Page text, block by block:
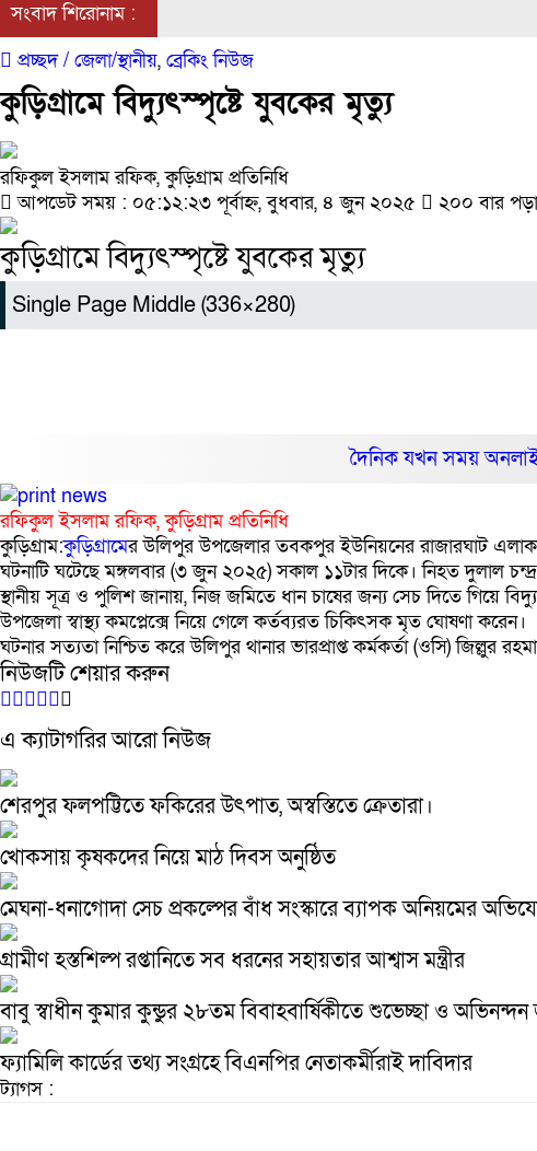
সংবাদ শিরোনাম :
প্রচ্ছদ / জেলা/স্থানীয়, ব্রেকিং নিউজ
কুড়িগ্রামে বিদ্যুৎস্পৃষ্টে যুবকের মৃত্যু
রফিকুল ইসলাম রফিক, কুড়িগ্রাম প্রতিনিধি
আপডেট সময় : ০৫:১২:২৩ পূর্বাহ্ন, বুধবার, ৪ জুন ২০২৫
২০০ বার
কুড়িগ্রামে বিদ্যুৎস্পৃষ্টে যুবকের মৃত্যু
Single Page Middle (336×280)
দৈনিক যখন সময়
রফিকুল ইসলাম রফিক, কুড়িগ্রাম প্রতিনিধি
কুড়িগ্রাম:কুড়িগ্রামের উলিপুর উপজেলার তবকপুর ইউনিয়নের রাজারঘাট
ঘটনাটি ঘটেছে মঙ্গলবার (৩ জুন ২০২৫) সকাল ১১টার দিকে। নিহত দুলাল
স্থানীয় সূত্র ও পুলিশ জানায়, নিজ জমিতে ধান চাষের জন্য সেচ দিতে
উপজেলা স্বাস্থ্য কমপ্লেক্সে নিয়ে গেলে কর্তব্যরত চিকিৎসক মৃত ঘোষণা করেন।
ঘটনার সত্যতা নিশ্চিত করে উলিপুর থানার ভারপ্রাপ্ত কর্মকর্তা (ওসি) জিল্লুর
নিউজটি শেয়ার করুন
এ ক্যাটাগরির আরো নিউজ
শেরপুর ফলপট্টিতে ফকিরের উৎপাত, অস্বস্তিতে ক্রেতারা।
খোকসায় কৃষকদের নিয়ে মাঠ দিবস অনুষ্ঠিত
মেঘনা-ধনাগোদা সেচ প্রকল্পের বাঁধ সংস্কারে ব্যাপক অনিয়মের
গ্রামীণ হস্তশিল্প রপ্তানিতে সব ধরনের সহায়তার আশ্বাস মন্ত্রীর
বাবু স্বাধীন কুমার কুন্ডুর ২৮তম বিবাহবার্ষিকীতে শুভেচ্ছা ও অভিনন্দন
ফ্যামিলি কার্ডের তথ্য সংগ্রহে বিএনপির নেতাকর্মীরাই দাবিদার
ট্যাগস :